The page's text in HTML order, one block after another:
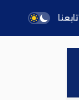
تابعنا